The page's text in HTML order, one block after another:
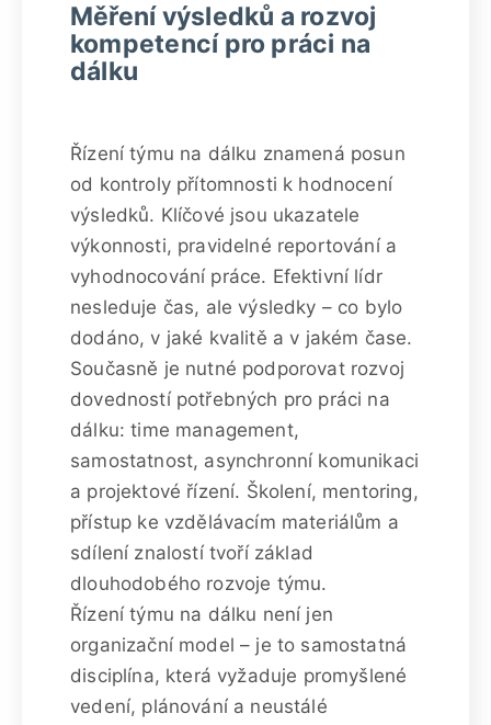
Měření výsledků a rozvoj
kompetencí pro práci na
dálku
Řízení týmu na dálku znamená posun
od kontroly přítomnosti k hodnocení
výsledků. Klíčové jsou ukazatele
výkonnosti, pravidelné reportování a
vyhodnocování práce. Efektivní lídr
nesleduje čas, ale výsledky – co bylo
dodáno, v jaké kvalitě a v jakém čase.
Současně je nutné podporovat rozvoj
dovedností potřebných pro práci na
dálku: time management,
samostatnost, asynchronní komunikaci
a projektové řízení. Školení, mentoring,
přístup ke vzdělávacím materiálům a
sdílení znalostí tvoří základ
dlouhodobého rozvoje týmu.
Řízení týmu na dálku není jen
organizační model – je to samostatná
disciplína, která vyžaduje promyšlené
vedení, plánování a neustálé